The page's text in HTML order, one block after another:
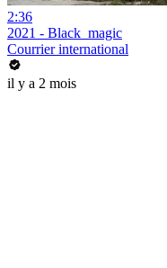
2:36
2021 - Black_magic
Courrier international
il y a 2 mois